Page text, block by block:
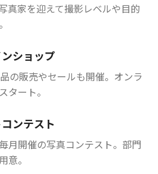
真家を迎えて撮影レベルや目的
ショップ
の販売やセールも開催。オンラ
タート。
ンテスト
月開催の写真コンテスト。部門
意。